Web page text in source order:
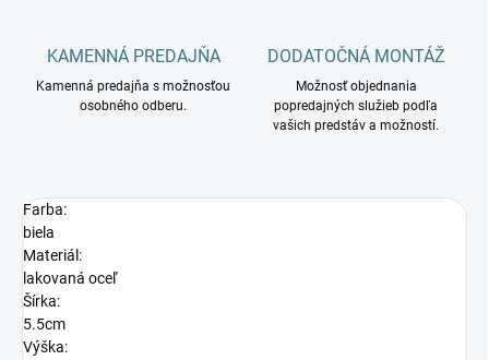
KAMENNÁ PREDAJŇA
Kamenná predajňa s možnosťou
osobného odberu.
DODATOČNÁ MONTÁŽ
Možnosť objednania
popredajných služieb podľa
vašich predstáv a možností.
Farba:
biela
Materiál:
lakovaná oceľ
Šírka:
5.5cm
Výška: